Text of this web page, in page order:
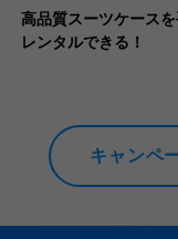
高品質スーツケース
レンタルできる！
キャンペ